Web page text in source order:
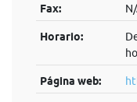
Fax:
Horario:
Página web: